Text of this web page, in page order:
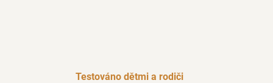
Testováno dětmi a rodiči